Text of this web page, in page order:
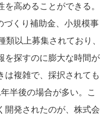
高めることができる。
づくり補助金、小規模事
類以上募集されており、
を探すのに膨大な時間が
は複雑で、採択されても
半後の場合が多い。こ
開発されたのが、株式会